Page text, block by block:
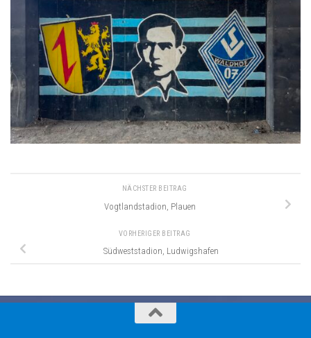
NÄCHSTER BEITRAG
Vogtlandstadion, Plauen
VORHERIGER BEITRAG
Südweststadion, Ludwigshafen